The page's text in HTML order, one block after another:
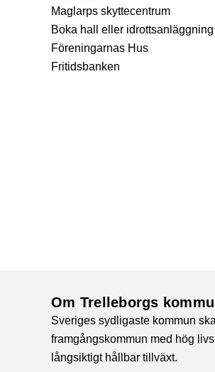
Maglarps skyttecentrum
Boka hall eller idrottsanläggning
Föreningarnas Hus
Fritidsbanken
Om Trelleborgs
Sveriges sydligaste kommun
framgångskommun med hög
långsiktigt hållbar tillväxt.